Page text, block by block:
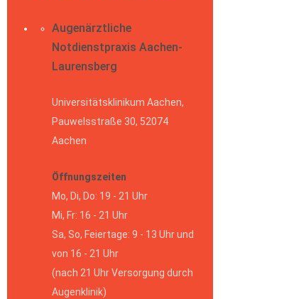
Augenärztliche
Notdienstpraxis Aachen-
Laurensberg
Universitätsklinikum Aachen,
Pauwelsstraße 30, 52074
Aachen
Öffnungszeiten
Mo, Di, Do: 19 - 21 Uhr
Mi, Fr: 16 - 21 Uhr
Sa, So, Feiertage: 9 - 13 Uhr und
von 16 - 21 Uhr
(nach 21 Uhr Versorgung durch
Augenklinik)